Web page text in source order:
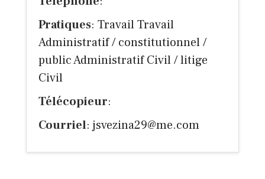
Pratiques: Travail Travail
Administratif / constitutionnel /
public Administratif Civil / litige
Civil
Télécopieur:
Courriel:jsvezina29@me.com